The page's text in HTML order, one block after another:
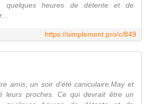
quelques heures de détente et de
https://simplement.pro/c/849
amis, un soir d'été caniculaire.May et
leurs proches. Ce qui devrait être un